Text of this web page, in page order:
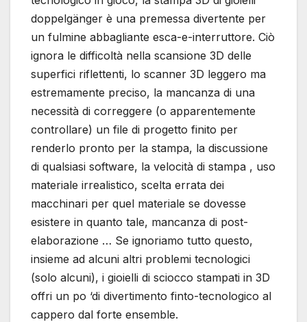
doppelgänger è una premessa divertente per
un fulmine abbagliante esca-e-interruttore. Ciò
ignora le difficoltà nella scansione 3D delle
superfici riflettenti, lo scanner 3D leggero ma
estremamente preciso, la mancanza di una
necessità di correggere (o apparentemente
controllare) un file di progetto finito per
renderlo pronto per la stampa, la discussione
di qualsiasi software, la velocità di stampa , uso
materiale irrealistico, scelta errata dei
macchinari per quel materiale se dovesse
esistere in quanto tale, mancanza di post-
elaborazione … Se ignoriamo tutto questo,
insieme ad alcuni altri problemi tecnologici
(solo alcuni), i gioielli di sciocco stampati in 3D
offri un po ‘di divertimento finto-tecnologico al
cappero dal forte ensemble.